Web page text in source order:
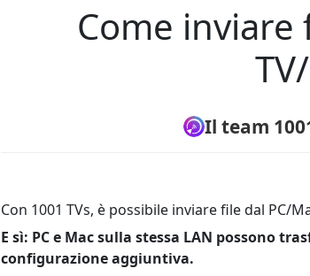
Come inviare
Il team
Con 1001 TVs, è possibile inviare file dal PC/
E sì: PC e Mac sulla stessa LAN possono
configurazione aggiuntiva.